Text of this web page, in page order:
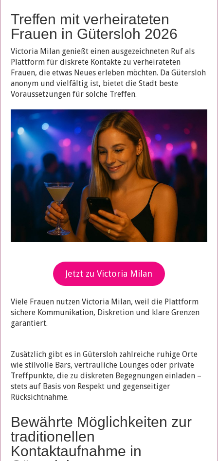
Treffen mit verheirateten
Frauen in Gütersloh 2026
Victoria Milan genießt einen ausgezeichneten Ruf als
Plattform für diskrete Kontakte zu verheirateten
Frauen, die etwas Neues erleben möchten. Da Gütersloh
anonym und vielfältig ist, bietet die Stadt beste
Voraussetzungen für solche Treffen.
Jetzt zu Victoria Milan
Viele Frauen nutzen Victoria Milan, weil die Plattform
sichere Kommunikation, Diskretion und klare Grenzen
garantiert.
Zusätzlich gibt es in Gütersloh zahlreiche ruhige Orte
wie stilvolle Bars, vertrauliche Lounges oder private
Treffpunkte, die zu diskreten Begegnungen einladen –
stets auf Basis von Respekt und gegenseitiger
Rücksichtnahme.
Bewährte Möglichkeiten zur
traditionellen
Kontaktaufnahme in